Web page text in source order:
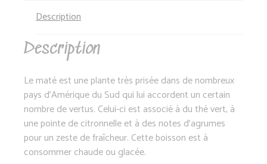
Description
Description
Le maté est une plante très prisée dans de nombreux
pays d’Amérique du Sud qui lui accordent un certain
nombre de vertus. Celui-ci est associé à du thé vert, à
une pointe de citronnelle et à des notes d’agrumes
pour un zeste de fraîcheur. Cette boisson est à
consommer chaude ou glacée.